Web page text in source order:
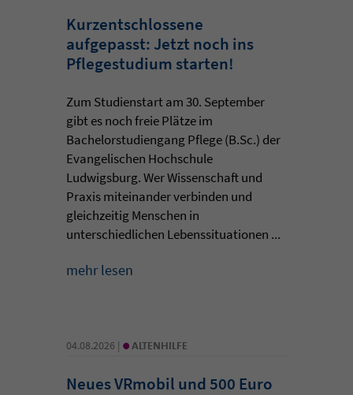
Kurzentschlossene
aufgepasst: Jetzt noch ins
Pflegestudium starten!
Zum Studienstart am 30. September
gibt es noch freie Plätze im
Bachelorstudiengang Pflege (B.Sc.) der
Evangelischen Hochschule
Ludwigsburg. Wer Wissenschaft und
Praxis miteinander verbinden und
gleichzeitig Menschen in
unterschiedlichen Lebenssituationen ...
mehr lesen
04.08.2026 | • ALTENHILFE
Neues VRmobil und 500 Euro